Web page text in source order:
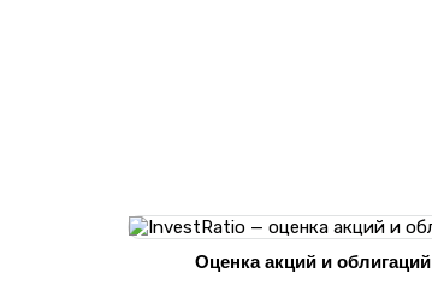
Оценка акций и облигаций